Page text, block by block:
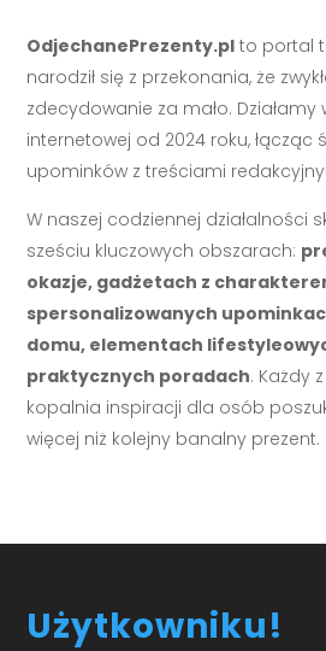
OdjechanePrezenty.pl to portal
narodził się z przekonania, że
zdecydowanie za mało. Działamy
internetowej od 2024 roku, łącząc
upominków z treściami
W naszej codziennej działalności
sześciu kluczowych obszarach:
okazje, gadżetach z
spersonalizowanych
domu, elementach
praktycznych poradach. Każdy
kopalnia inspiracji dla osób
więcej niż kolejny banalny prezent.
Użytkowniku!